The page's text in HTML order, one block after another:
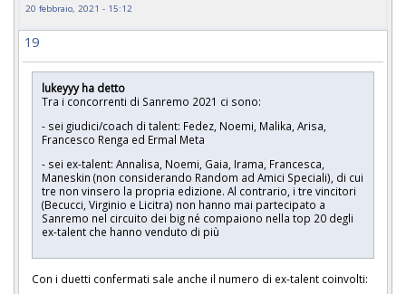
20 febbraio, 2021 - 15:12
19
lukeyyy ha detto
Tra i concorrenti di Sanremo 2021 ci sono:
- sei giudici/coach di talent: Fedez, Noemi, Malika, Arisa,
Francesco Renga ed Ermal Meta
- sei ex-talent: Annalisa, Noemi, Gaia, Irama, Francesca,
Maneskin (non considerando Random ad Amici Speciali), di cui
tre non vinsero la propria edizione. Al contrario, i tre vincitori
(Becucci, Virginio e Licitra) non hanno mai partecipato a
Sanremo nel circuito dei big né compaiono nella top 20 degli
ex-talent che hanno venduto di più
Con i duetti confermati sale anche il numero di ex-talent coinvolti: